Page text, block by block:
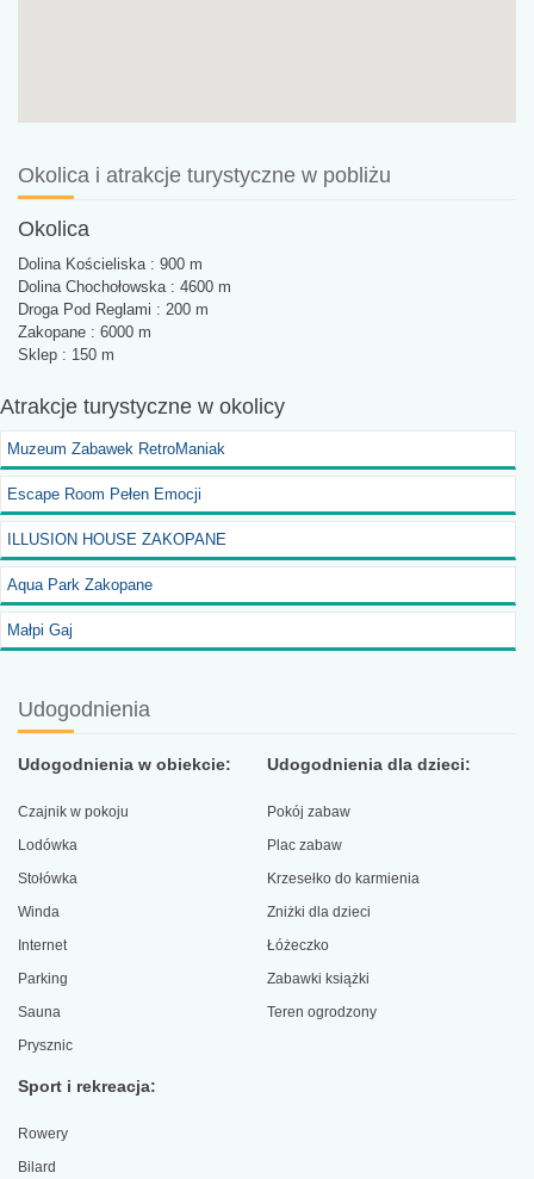
Okolica i atrakcje turystyczne w pobliżu
Okolica
Dolina Kościeliska : 900 m
Dolina Chochołowska : 4600 m
Droga Pod Reglami : 200 m
Zakopane : 6000 m
Sklep : 150 m
Atrakcje turystyczne w okolicy
Muzeum Zabawek RetroManiak
Escape Room Pełen Emocji
ILLUSION HOUSE ZAKOPANE
Aqua Park Zakopane
Małpi Gaj
Udogodnienia
Udogodnienia w obiekcie:
Czajnik w pokoju
Lodówka
Stołówka
Winda
Internet
Parking
Sauna
Prysznic
Udogodnienia dla dzieci:
Pokój zabaw
Plac zabaw
Krzesełko do karmienia
Zniżki dla dzieci
Łóżeczko
Zabawki książki
Teren ogrodzony
Sport i rekreacja:
Rowery
Bilard